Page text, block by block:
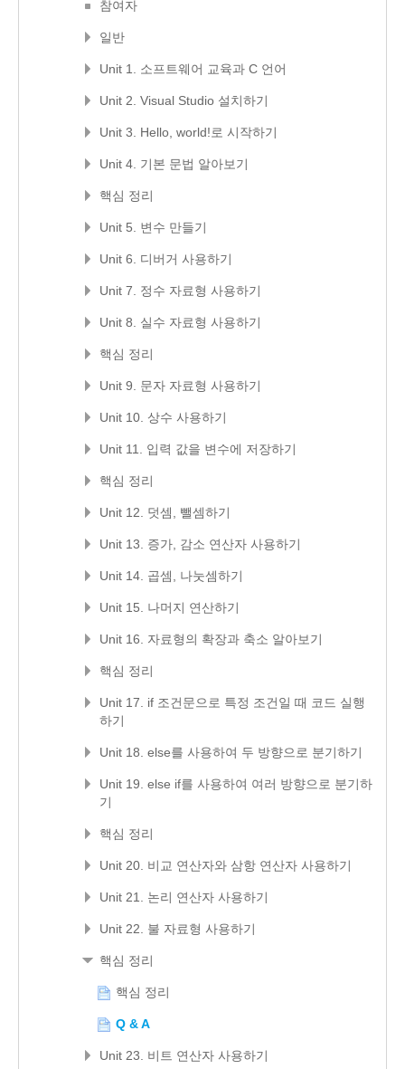
참여자
일반
Unit 1. 소프트웨어 교육과 C 언어
Unit 2. Visual Studio 설치하기
Unit 3. Hello, world!로 시작하기
Unit 4. 기본 문법 알아보기
핵심 정리
Unit 5. 변수 만들기
Unit 6. 디버거 사용하기
Unit 7. 정수 자료형 사용하기
Unit 8. 실수 자료형 사용하기
핵심 정리
Unit 9. 문자 자료형 사용하기
Unit 10. 상수 사용하기
Unit 11. 입력 값을 변수에 저장하기
핵심 정리
Unit 12. 덧셈, 뺄셈하기
Unit 13. 증가, 감소 연산자 사용하기
Unit 14. 곱셈, 나눗셈하기
Unit 15. 나머지 연산하기
Unit 16. 자료형의 확장과 축소 알아보기
핵심 정리
Unit 17. if 조건문으로 특정 조건일 때 코드 실행
하기
Unit 18. else를 사용하여 두 방향으로 분기하기
Unit 19. else if를 사용하여 여러 방향으로 분기하
기
핵심 정리
Unit 20. 비교 연산자와 삼항 연산자 사용하기
Unit 21. 논리 연산자 사용하기
Unit 22. 불 자료형 사용하기
핵심 정리
핵심 정리
Q & A
Unit 23. 비트 연산자 사용하기